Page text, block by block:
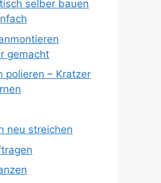
selber bauen
gemacht
polieren – Kratzer
neu streichen